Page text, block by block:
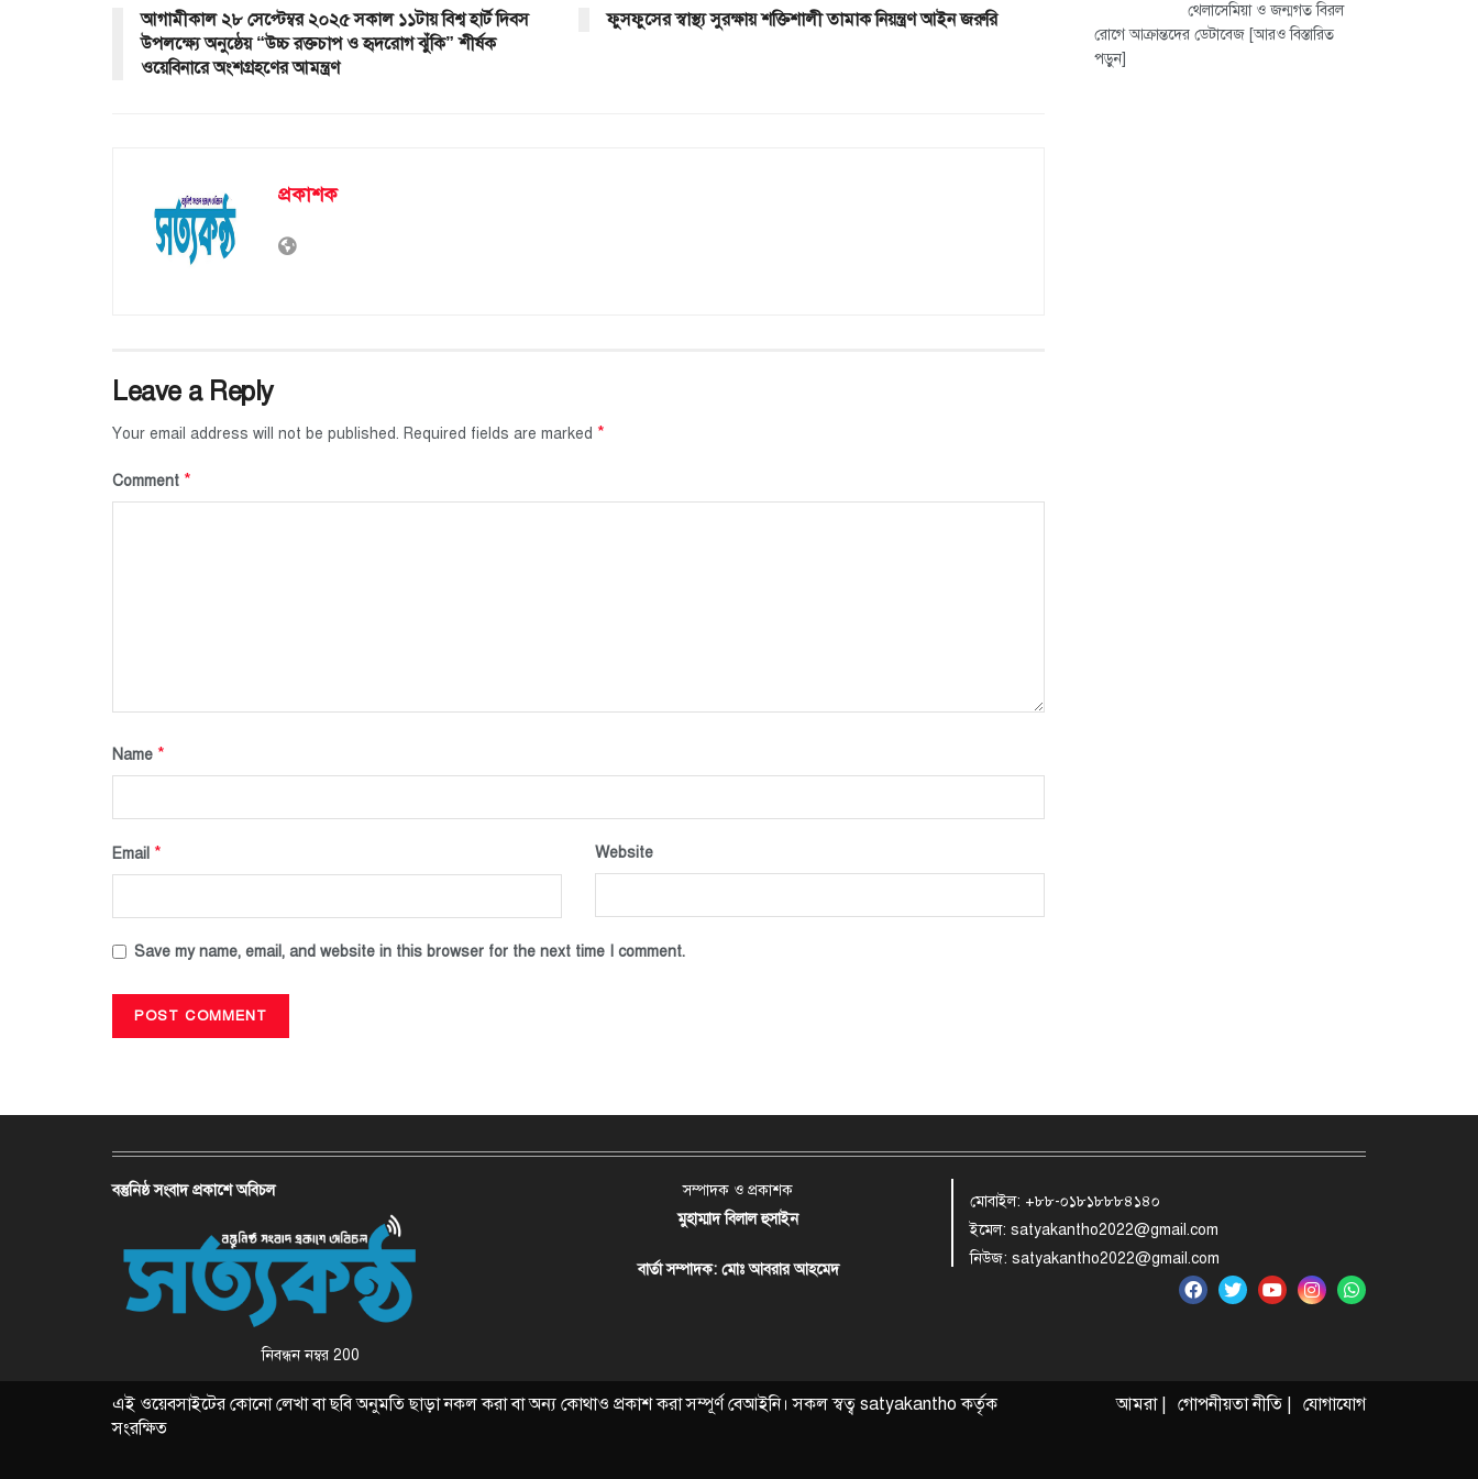
আগামীকাল ২৮ সেপ্টেম্বর ২০২৫ সকাল ১১টায় বিশ্ব হার্ট দিবস
উপলক্ষ্যে অনুষ্ঠেয় “উচ্চ রক্তচাপ ও হৃদরোগ ঝুঁকি” শীর্ষক
ওয়েবিনারে অংশগ্রহণের আমন্ত্রণ
ফুসফুসের স্বাস্থ্য সুরক্ষায় শক্তিশালী তামাক নিয়ন্ত্রণ আইন জরুরি
প্রকাশক
Leave a Reply
Your email address will not be published. Required fields are marked *
Comment *
Name *
Email * Website
Save my name, email, and website in this browser for the next time I comment.
থেলাসেমিয়া ও জন্মগত বিরল
রোগে আক্রান্তদের ডেটাবেজ [আরও বিস্তারিত
পড়ুন]
বস্তুনিষ্ঠ সংবাদ প্রকাশে অবিচল
নিবন্ধন নম্বর 200
সম্পাদক ও প্রকাশক
মুহাম্মাদ বিলাল হুসাইন
বার্তা সম্পাদক: মোঃ আবরার আহমেদ
মোবাইল: +৮৮-০১৮১৮৮৮৪১৪০
ইমেল: satyakantho2022@gmail.com
নিউজ: satyakantho2022@gmail.com
এই ওয়েবসাইটের কোনো লেখা বা ছবি অনুমতি ছাড়া নকল করা বা অন্য কোথাও প্রকাশ করা সম্পূর্ণ বেআইনি। সকল স্বত্ব satyakantho কর্তৃক
সংরক্ষিত
আমরা | গোপনীয়তা নীতি | যোগাযোগ